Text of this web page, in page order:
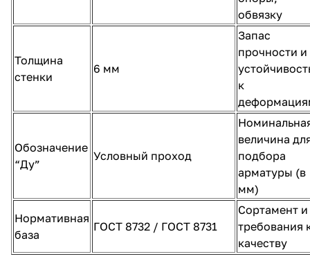
обвязку
Толщина
стенки
6 мм
Запас
прочности и
к
Обозначение
“Ду”
Условный проход
величина
подбора
арматуры (в
мм)
Нормативная
база
ГОСТ 8732 / ГОСТ 8731
Сортамент и
требования
качеству